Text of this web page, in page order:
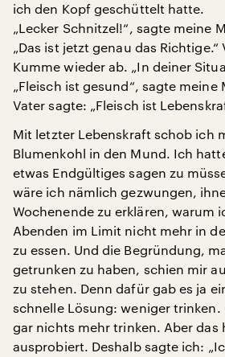
ich den Kopf geschüttelt hatte.
„Lecker Schnitzel!“, sagte meine
„Das ist jetzt genau das Richtige.“
Kumme wieder ab. „In deiner
„Fleisch ist gesund“, sagte meine
Vater sagte: „Fleisch ist
Mit letzter Lebenskraft schob ich
Blumenkohl in den Mund. Ich
etwas Endgültiges sagen zu
wäre ich nämlich gezwungen,
Wochenende zu erklären, warum
Abenden im Limit nicht mehr in
zu essen. Und die Begründung,
getrunken zu haben, schien mir
zu stehen. Denn dafür gab es ja
schnelle Lösung: weniger trinken.
gar nichts mehr trinken. Aber das
ausprobiert. Deshalb sagte ich: